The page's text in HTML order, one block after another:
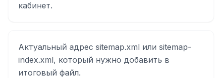
кабинет.
Актуальный адрес sitemap.xml или sitemap-
index.xml, который нужно добавить в
итоговый файл.